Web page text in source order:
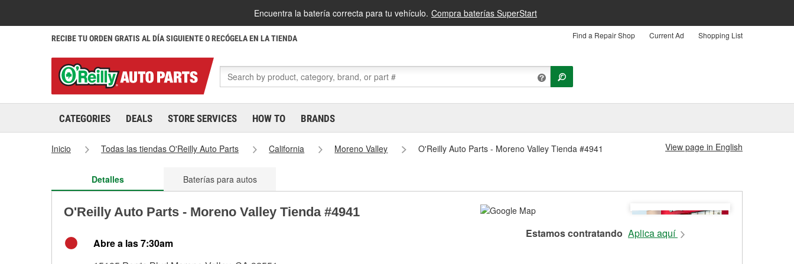
Encuentra la batería correcta para tu vehículo. Compra baterías SuperStart
RECIBE TU ORDEN GRATIS AL DÍA SIGUIENTE O RECÓGELA EN LA TIENDA Find a Repair Shop Current Ad Shopping List
CATEGORIES DEALS STORE SERVICES HOW TO BRANDS
Inicio Todas las tiendas O'Reilly Auto Parts California Moreno Valley O'Reilly Auto Parts - Moreno Valley Tienda #4941 View page in English
Detalles Baterías para autos
O'Reilly Auto Parts - Moreno Valley Tienda #4941
Abre a las 7:30am
Estamos contratando Aplica aquí